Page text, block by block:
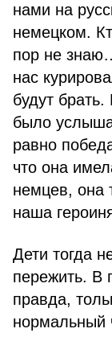
нами на
немецком.
пор не
нас
будут
было
равно
что она
немцев, она
наша
Дети тогда
пережить. В
правда,
нормальный